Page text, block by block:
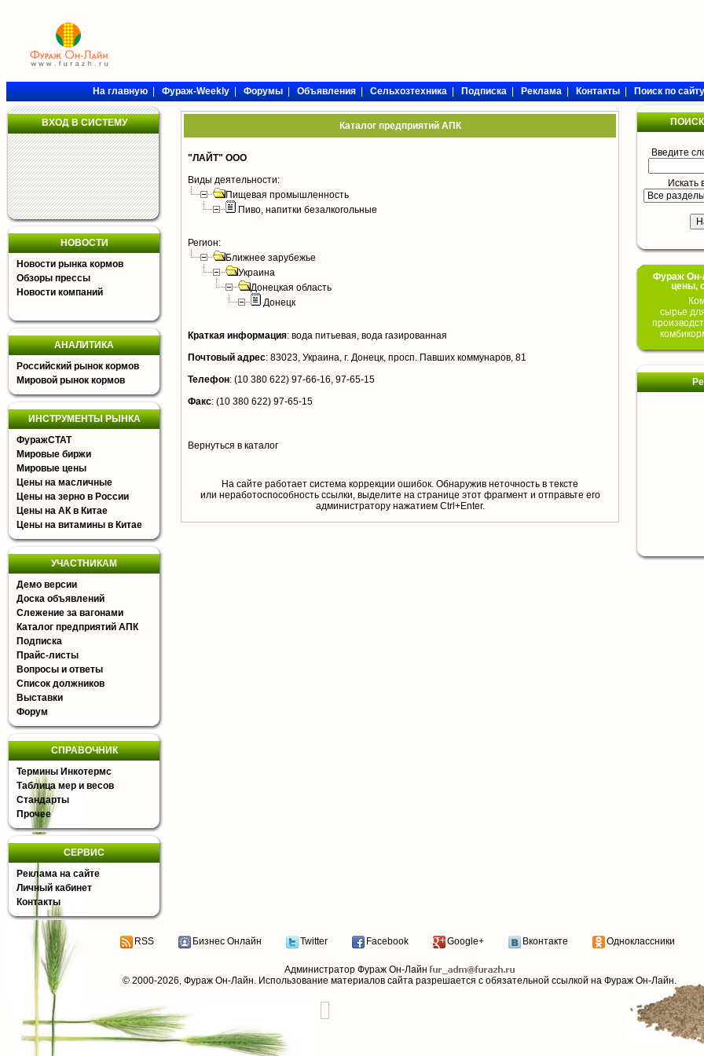
На главную|Фураж-Weekly|Форумы|Объявления|Сельхозтехника|Подписка|Реклама|Контакты|Поиск по сайту
ВХОД В СИСТЕМУ
НОВОСТИ
Новости рынка кормов
Обзоры прессы
Новости компаний
АНАЛИТИКА
Российский рынок кормов
Мировой рынок кормов
ИНСТРУМЕНТЫ РЫНКА
ФуражСТАТ
Мировые биржи
Мировые цены
Цены на масличные
Цены на зерно в России
Цены на АК в Китае
Цены на витамины в Китае
УЧАСТНИКАМ
Демо версии
Доска объявлений
Слежение за вагонами
Каталог предприятий АПК
Подписка
Прайс-листы
Вопросы и ответы
Список должников
Выставки
Форум
СПРАВОЧНИК
Термины Инкотермс
Таблица мер и весов
Стандарты
Прочее
СЕРВИС
Реклама на сайте
Личный кабинет
Контакты
Каталог предприятий АПК
"ЛАЙТ" ООО
Виды деятельности:
Пищевая промышленность
Пиво, напитки безалкогольные
Регион:
Ближнее зарубежье
Украина
Донецкая область
Донецк
Краткая информация: вода питьевая, вода газированная
Почтовый адрес: 83023, Украина, г. Донецк, просп. Павших коммунаров, 81
Телефон: (10 380 622) 97-66-16, 97-65-15
Факс: (10 380 622) 97-65-15
Вернуться в каталог
На сайте работает система коррекции ошибок. Обнаружив неточность в тексте
или неработоспособность ссылки, выделите на странице этот фрагмент и отправьте его
aдминистратору нажатием Ctrl+Enter.
Введите
Искать
Фураж Он-
цены,
сырье
RSS Бизнес Онлайн Twitter Facebook Google+ Вконтакте Одноклассники
Администратор Фураж Он-Лайн
© 2000-2026, Фураж Он-Лайн. Использование материалов сайта разрешается с обязательной ссылкой на Фураж Он-Лайн.